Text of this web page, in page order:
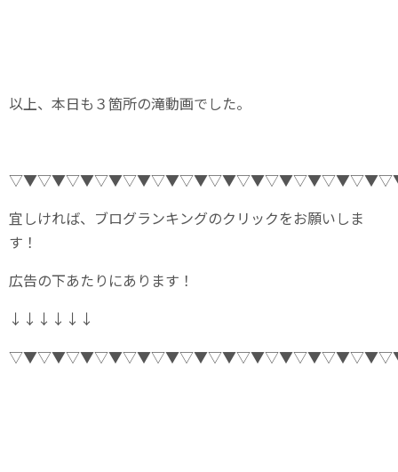
以上、本日も３箇所の滝動画でした。
宜しければ、ブログランキングのクリックをお願いしま
す！
広告の下あたりにあります！
↓↓↓↓↓↓